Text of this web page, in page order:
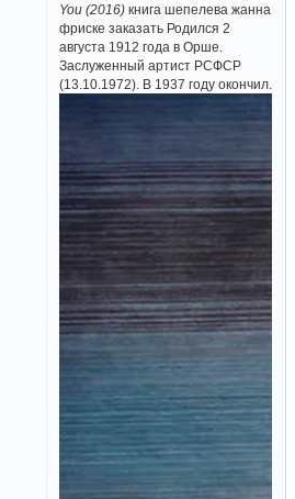
You (2016) книга шепелева жанна
фриске заказать Родился 2
августа 1912 года в Орше.
Заслуженный артист РСФСР
(13.10.1972). В 1937 году окончил.